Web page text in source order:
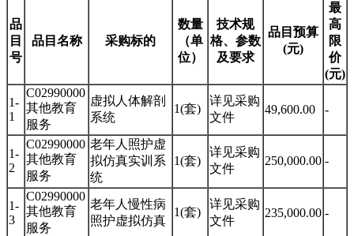
品
目
号
品目名称 采购标的
数量
（单
位）
技术规
格、参数
及要求
品目预算
(元)
最
高
限
价
(元)
1-
1
C02990000
其他教育
服务
虚拟人体解剖
系统
1(套)
详见采购
文件
49,600.00 -
1-
2
C02990000
其他教育
服务
老年人照护虚
拟仿真实训系
统
1(套)
详见采购
文件
250,000.00 -
1-
3
C02990000
其他教育
服务
老年人慢性病
照护虚拟仿真
1(套)
详见采购
文件
235,000.00 -